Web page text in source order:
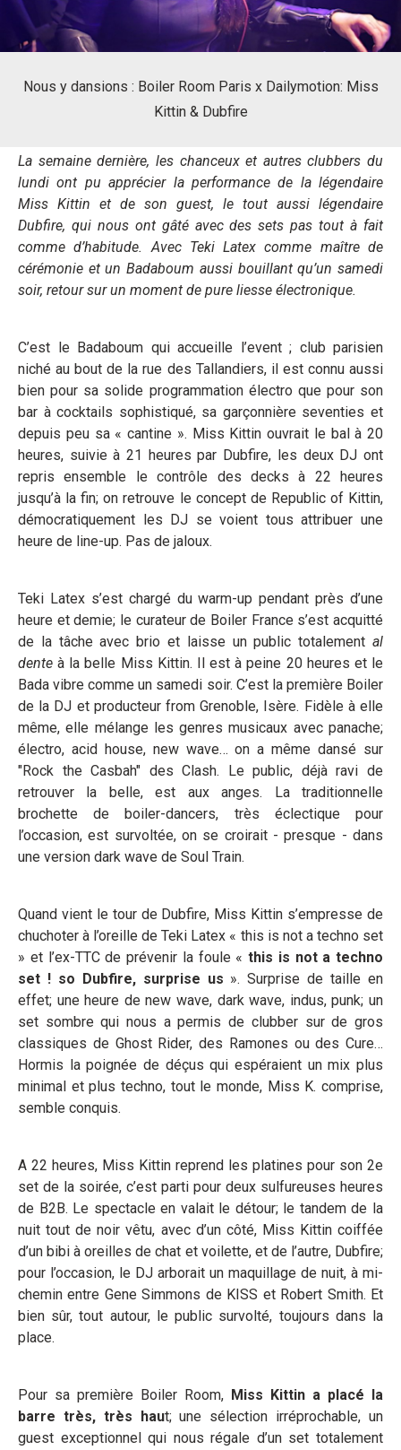
Nous y dansions : Boiler Room Paris x Dailymotion: Miss
Kittin & Dubfire
La semaine dernière, les chanceux et autres clubbers du
lundi ont pu apprécier la performance de la légendaire
Miss Kittin et de son guest, le tout aussi légendaire
Dubfire, qui nous ont gâté avec des sets pas tout à fait
comme d’habitude. Avec Teki Latex comme maître de
cérémonie et un Badaboum aussi bouillant qu’un samedi
soir, retour sur un moment de pure liesse électronique.
C’est le Badaboum qui accueille l’event ; club parisien
niché au bout de la rue des Tallandiers, il est connu aussi
bien pour sa solide programmation électro que pour son
bar à cocktails sophistiqué, sa garçonnière seventies et
depuis peu sa « cantine ». Miss Kittin ouvrait le bal à 20
heures, suivie à 21 heures par Dubfire, les deux DJ ont
repris ensemble le contrôle des decks à 22 heures
jusqu’à la fin; on retrouve le concept de Republic of Kittin,
démocratiquement les DJ se voient tous attribuer une
heure de line-up. Pas de jaloux.
Teki Latex s’est chargé du warm-up pendant près d’une
heure et demie; le curateur de Boiler France s’est acquitté
de la tâche avec brio et laisse un public totalement al
dente à la belle Miss Kittin. Il est à peine 20 heures et le
Bada vibre comme un samedi soir. C’est la première Boiler
de la DJ et producteur from Grenoble, Isère. Fidèle à elle
même, elle mélange les genres musicaux avec panache;
électro, acid house, new wave… on a même dansé sur
"Rock the Casbah" des Clash. Le public, déjà ravi de
retrouver la belle, est aux anges. La traditionnelle
brochette de boiler-dancers, très éclectique pour
l’occasion, est survoltée, on se croirait - presque - dans
une version dark wave de Soul Train.
Quand vient le tour de Dubfire, Miss Kittin s’empresse de
chuchoter à l’oreille de Teki Latex « this is not a techno set
» et l’ex-TTC de prévenir la foule « this is not a techno
set ! so Dubfire, surprise us ». Surprise de taille en
effet; une heure de new wave, dark wave, indus, punk; un
set sombre qui nous a permis de clubber sur de gros
classiques de Ghost Rider, des Ramones ou des Cure…
Hormis la poignée de déçus qui espéraient un mix plus
minimal et plus techno, tout le monde, Miss K. comprise,
semble conquis.
A 22 heures, Miss Kittin reprend les platines pour son 2e
set de la soirée, c’est parti pour deux sulfureuses heures
de B2B. Le spectacle en valait le détour; le tandem de la
nuit tout de noir vêtu, avec d’un côté, Miss Kittin coiffée
d’un bibi à oreilles de chat et voilette, et de l’autre, Dubfire;
pour l’occasion, le DJ arborait un maquillage de nuit, à mi-
chemin entre Gene Simmons de KISS et Robert Smith. Et
bien sûr, tout autour, le public survolté, toujours dans la
place.
Pour sa première Boiler Room, Miss Kittin a placé la
barre très, très haut; une sélection irréprochable, un
guest exceptionnel qui nous régale d’un set totalement